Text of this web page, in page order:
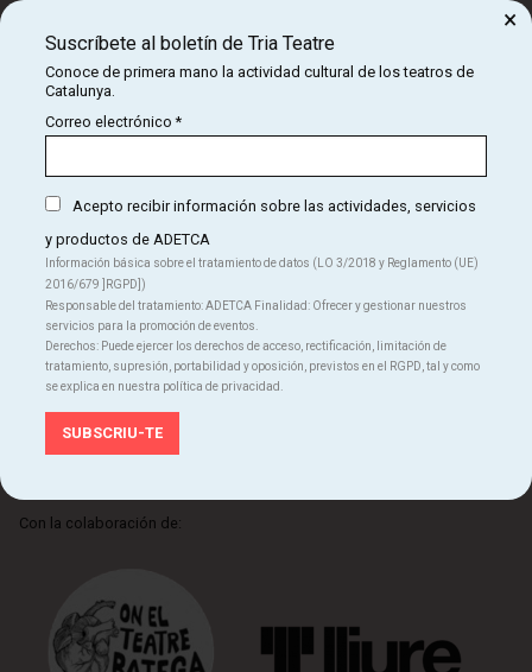
Con el soporte de:
Con la colaboración de:
Suscríbete al boletín de Tria Teatre
Conoce de primera mano la actividad cultural de los teatros de
Catalunya.
Correo electrónico*
Acepto recibir información sobre las actividades, servicios
y productos de ADETCA
Información básica sobre el tratamiento de datos (LO 3/2018 y Reglamento (UE)
2016/679 ]RGPD])
Responsable del tratamiento: ADETCA Finalidad: Ofrecer y gestionar nuestros
servicios para la promoción de eventos.
Derechos: Puede ejercer los derechos de acceso, rectificación, limitación de
tratamiento, supresión, portabilidad y oposición, previstos en el RGPD, tal y como
se explica en nuestra política de privacidad.
×